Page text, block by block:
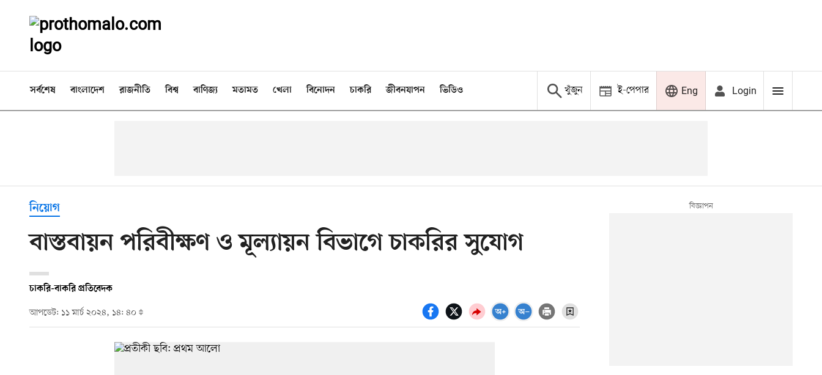
সর্বশেষ বাংলাদেশ রাজনীতি বিশ্ব বাণিজ্য মতামত খেলা বিনোদন চাকরি জীবনযাপন ভিডিও খুঁজুন ই-পেপার Eng Login
নিয়োগ
বাস্তবায়ন পরিবীক্ষণ ও মূল্যায়ন বিভাগে চাকরির সুযোগ
চাকরি-বাকরি প্রতিবেদক
আপডেট: ১১ মার্চ ২০২৪, ১৪: ৪০